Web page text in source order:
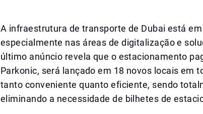
A infraestrutura de transporte de Dubai está
especialmente nas áreas de digitalização e
último anúncio revela que o estacionamento
Parkonic, será lançado em 18 novos locais em
tanto conveniente quanto eficiente, sendo
eliminando a necessidade de bilhetes de